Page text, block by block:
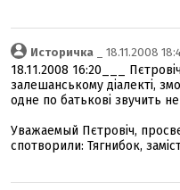
Историчка _ 18.11.2008
18.11.2008 16:20___
залешанському діалекті,
одне по батькові звучить
Уважаемый Пєтровіч,
спотворили: Тягнибок,